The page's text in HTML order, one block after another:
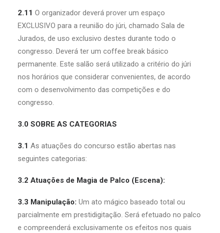
2.11 O organizador deverá prover um espaço
EXCLUSIVO para a reunião do júri, chamado Sala de
Jurados, de uso exclusivo destes durante todo o
congresso. Deverá ter um coffee break básico
permanente. Este salão será utilizado a critério do júri
nos horários que considerar convenientes, de acordo
com o desenvolvimento das competições e do
congresso.
3.0 SOBRE AS CATEGORIAS
3.1 As atuações do concurso estão abertas nas
seguintes categorias:
3.2 Atuações de Magia de Palco (Escena):
3.3 Manipulação: Um ato mágico baseado total ou
parcialmente em prestidigitação. Será efetuado no palco
e compreenderá exclusivamente os efeitos nos quais